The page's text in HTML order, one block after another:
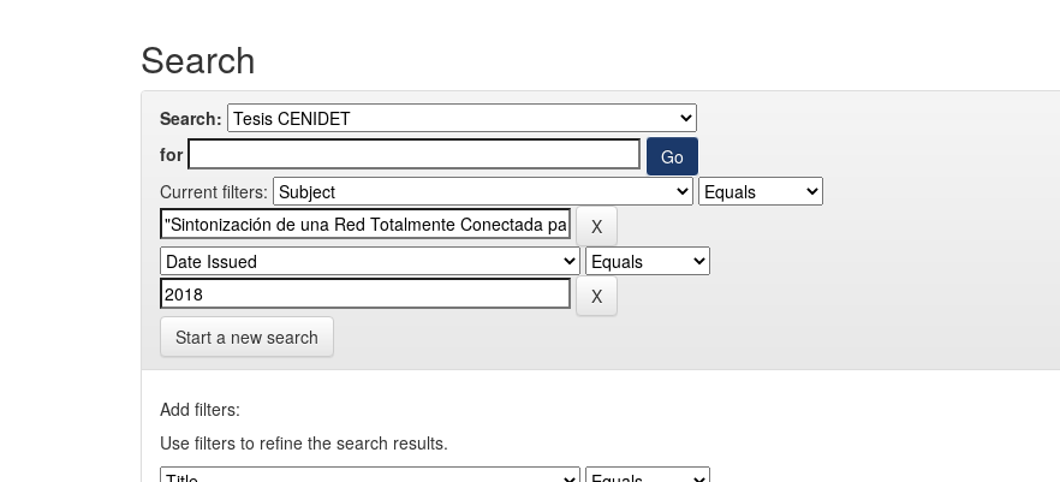
Search
Search:
for
Current filters:
Start a new search
Add filters:
Use filters to refine the search results.